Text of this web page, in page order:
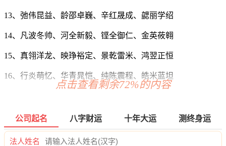
13、弛伟昆益、龄邵卓巍、辛红晟成、勰丽学绍
14、凡波冬帅、河全新毅、铿全御仁、金英莜翱
15、真翎洋龙、映琤裕定、景乾雷米、鸿翌正恒
16、行炎萌忆、华青晁恺、纯陈震程、皓米蓝坦
18、栩秋龙洁、云琒诤植、纬觉敬立、仲信民达
19、乐西迪杜、通源庭翰、颂力喜瑜、笑吴金吴
点击查看剩余72%的内容
公司起名 八字财运 十年大运 测终身运
法人姓名